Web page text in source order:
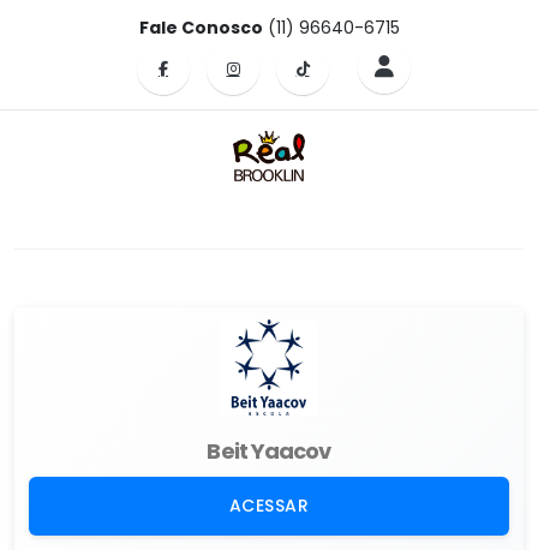
Fale Conosco (11) 96640-6715
Beit Yaacov
ACESSAR